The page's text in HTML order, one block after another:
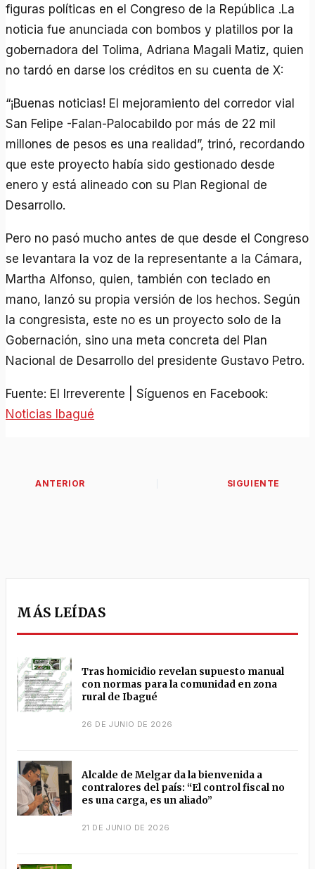
figuras políticas en el Congreso de la República .La
noticia fue anunciada con bombos y platillos por la
gobernadora del Tolima, Adriana Magali Matiz, quien
no tardó en darse los créditos en su cuenta de X:
“¡Buenas noticias! El mejoramiento del corredor vial
San Felipe -Falan-Palocabildo por más de 22 mil
millones de pesos es una realidad”, trinó, recordando
que este proyecto había sido gestionado desde
enero y está alineado con su Plan Regional de
Desarrollo.
Pero no pasó mucho antes de que desde el Congreso
se levantara la voz de la representante a la Cámara,
Martha Alfonso, quien, también con teclado en
mano, lanzó su propia versión de los hechos. Según
la congresista, este no es un proyecto solo de la
Gobernación, sino una meta concreta del Plan
Nacional de Desarrollo del presidente Gustavo Petro.
Fuente: El Irreverente | Síguenos en Facebook:
Noticias Ibagué
MÁS LEÍDAS
Tras homicidio revelan supuesto manual
con normas para la comunidad en zona
rural de Ibagué
26 DE JUNIO DE 2026
Alcalde de Melgar da la bienvenida a
contralores del país: “El control fiscal no
es una carga, es un aliado”
21 DE JUNIO DE 2026